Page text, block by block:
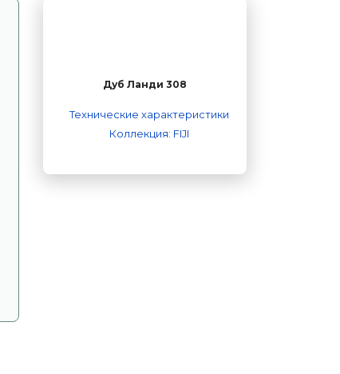
Дуб Ланди 308
Технические характеристики
Коллекция: FIJI